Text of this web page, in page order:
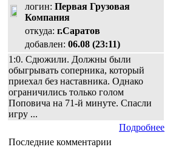
логин: Первая Грузовая
Компания
откуда: г.Саратов
добавлен: 06.08 (23:11)
1:0. Сдюжили. Должны были
обыгрывать соперника, который
приехал без наставника. Однако
ограничились только голом
Поповича на 71-й минуте. Спасли
игру ...
Подробнее
Последние комментарии